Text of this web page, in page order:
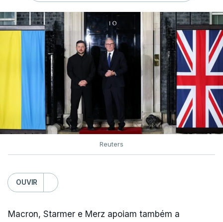
Reuters
OUVIR
Macron, Starmer e Merz apoiam também a